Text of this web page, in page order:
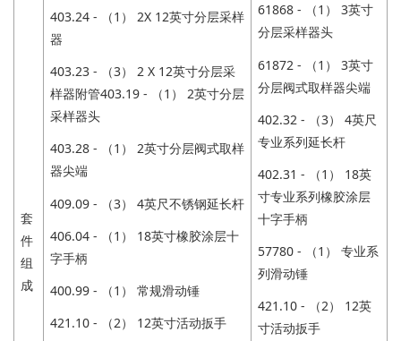
套
件
组
成
403.24 - （1） 2X 12英寸分层采样
器
403.23 - （3） 2 X 12英寸分层采
样器附管403.19 - （1） 2英寸分层
采样器头
403.28 - （1） 2英寸分层阀式取样
器尖端
409.09 - （3） 4英尺不锈钢延长杆
406.04 - （1） 18英寸橡胶涂层十
字手柄
400.99 - （1） 常规滑动锤
421.10 - （2） 12英寸活动扳手
61868 - （1） 3英寸
分层采样器头
61872 - （1） 3英寸
分层阀式取样器尖端
402.32 - （3） 4英尺
专业系列延长杆
402.31 - （1） 18英
寸专业系列橡胶涂层
十字手柄
57780 - （1） 专业系
列滑动锤
421.10 - （2） 12英
寸活动扳手